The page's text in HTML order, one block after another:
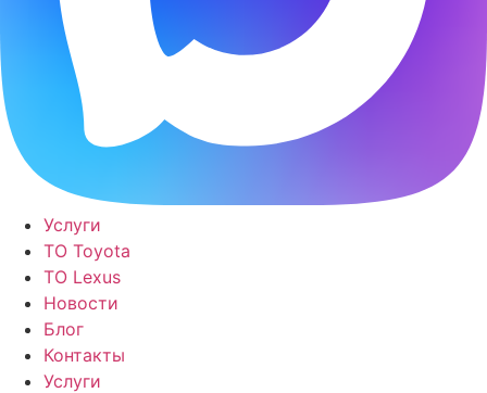
Услуги
ТО Toyota
ТО Lexus
Новости
Блог
Контакты
Услуги